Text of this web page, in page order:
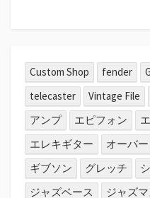
Custom Shop fender
telecaster
Vintage File
アンプ
エピフォン
エレキギター
オーバ
ギブソン
グレッチ
ジャズベース
ジャズ